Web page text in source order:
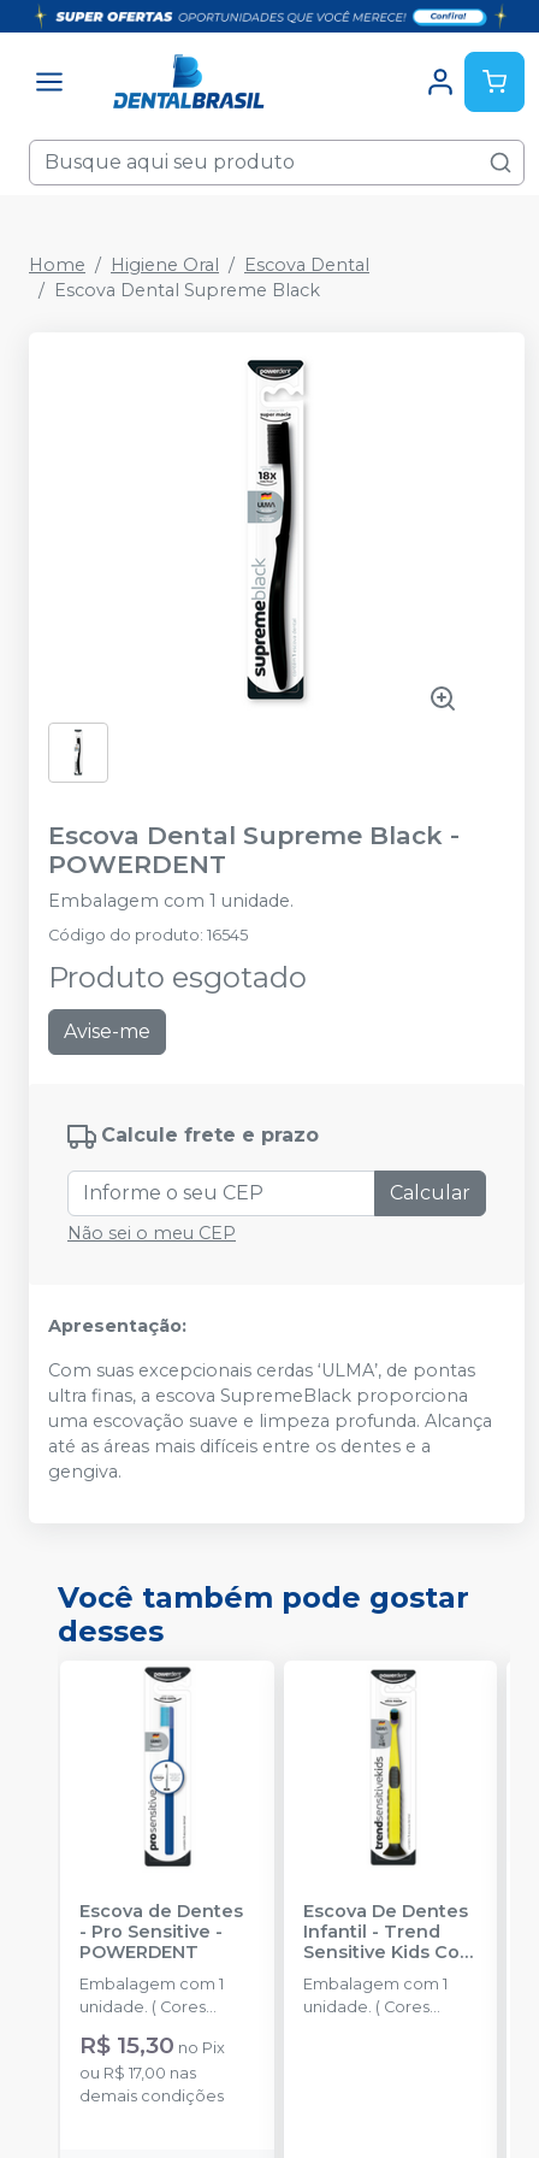
Home Higiene Oral
Escova Dental
Escova Dental Supreme Black
Escova Dental Supreme Black -
POWERDENT
Embalagem com 1 unidade.
Código do produto: 16545
Produto esgotado
Avise-me
Calcule frete e prazo
Calcular
Não sei o meu CEP
Apresentação:
Com suas excepcionais cerdas ‘ULMA’, de pontas
ultra finas, a escova SupremeBlack proporciona
uma escovação suave e limpeza profunda. Alcança
até as áreas mais difíceis entre os dentes e a
gengiva.
Você também pode gostar
desses
Escova de Dentes
- Pro Sensitive -
POWERDENT
Embalagem com 1
unidade. ( Cores
Sortidas)
R$ 15,30 no Pix
ou R$ 17,00 nas
demais condições
Escova De Dentes
Infantil - Trend
Sensitive Kids Com
Cerdas ULMA
POWERDENT
Embalagem com 1
unidade. ( Cores